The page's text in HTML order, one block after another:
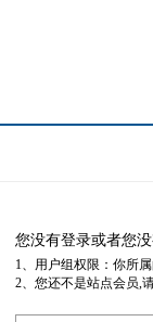
您没有登录或者您
1、用户组权限：你所
2、您还不是站点会员,